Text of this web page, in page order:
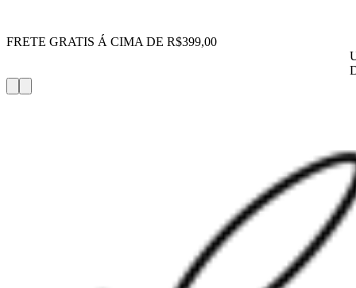
FRETE GRATIS Á CIMA DE R$399,00